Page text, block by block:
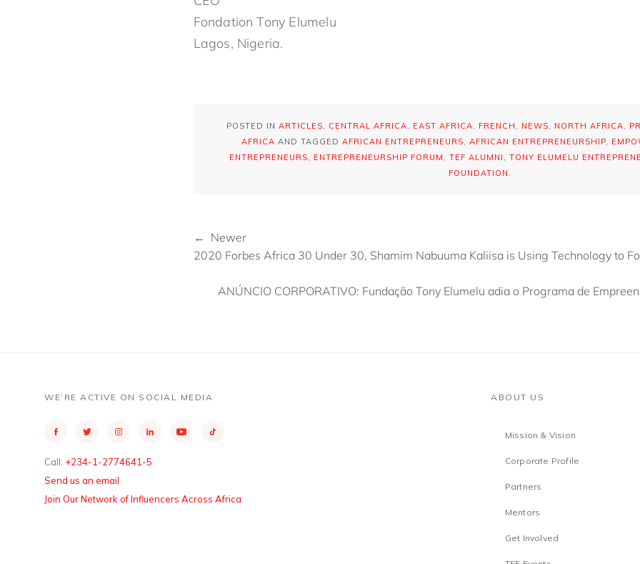
Fondation Tony Elumelu
Lagos, Nigeria.
POSTED IN ARTICLES, CENTRAL AFRICA, EAST AFRICA, FRENCH , NEWS, NORTH AFRICA,
AFRICA AND TAGGED AFRICAN ENTREPRENEURS, AFRICAN ENTREPRENEURSHIP,
ENTREPRENEURS, ENTREPRENEURSHIP FORUM , TEF ALUMNI , TONY ELUMELU
FOUNDATION .
← Newer
2020 Forbes Africa 30 Under 30, Shamim Nabuuma Kaliisa is Using Technology to
ANÚNCIO CORPORATIVO: Fundação Tony Elumelu adia o Programa de
WE’RE ACTIVE ON SOCIAL MEDIA
Call: +234-1-2774641-5
Send us an email
Join Our Network of Influencers Across Africa
ABOUT US
Mission & Vision
Corporate Profile
Partners
Mentors
Get Involved